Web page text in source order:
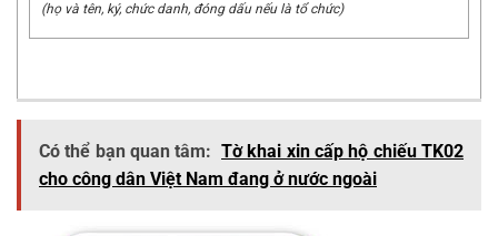
(họ và tên, ký, chức danh, đóng dấu nếu là tổ chức)
Có thể bạn quan tâm: Tờ khai xin cấp hộ chiếu TK02
cho công dân Việt Nam đang ở nước ngoài